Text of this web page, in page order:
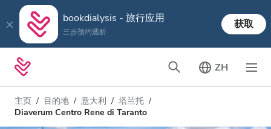
bookdialysis - 旅行应用
三步预约透析
获取
ZH
主页 目的地 意大利
塔兰托
Diaverum Centro Rene di Taranto